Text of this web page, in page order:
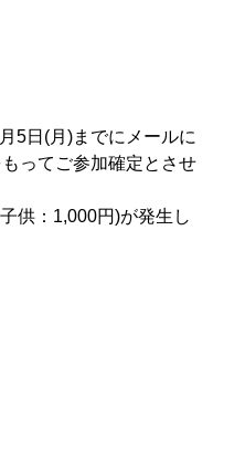
5日(月)までにメールに
ってご参加確定とさせ
供：1,000円)が発生し